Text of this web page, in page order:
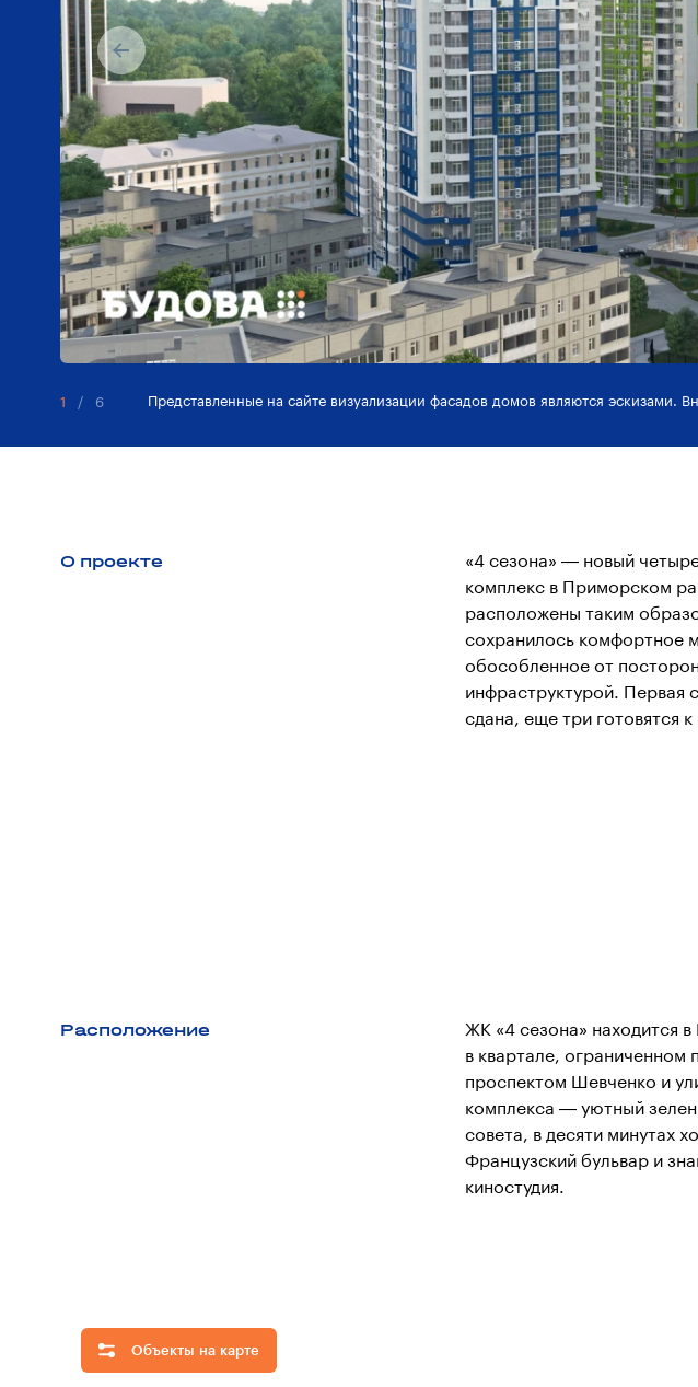
Представленные на сайте визуализации фасадов домов являются эскизами.
1 / 6
О проекте
«4 сезона» — новый
комплекс в Приморском
расположены таким
сохранилось комфортное
обособленное от
инфраструктурой. Первая
сдана, еще три готовятся
Расположение
ЖК «4 сезона» находится
в квартале, ограниченном
проспектом Шевченко и
комплекса — уютный
совета, в десяти минутах
Французский бульвар и
киностудия.
Объекты на карте